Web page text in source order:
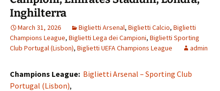
Inghilterra
March 31, 2026 Biglietti Arsenal, Biglietti Calcio, Biglietti
Champions League, Biglietti Lega dei Campioni, Biglietti Sporting
Club Portugal (Lisbon), Biglietti UEFA Champions League admin
Champions League: Biglietti Arsenal – Sporting Club
Portugal (Lisbon),